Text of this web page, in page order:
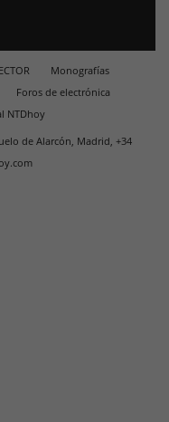
Monografías
Foros de electrónica
NTDhoy
de Alarcón, Madrid, +34